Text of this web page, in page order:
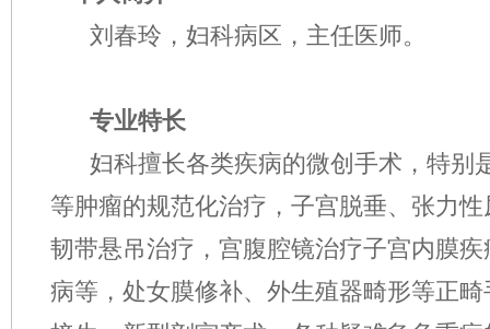
刘春玲，妇科病区，主任医师。
专业特长
妇科擅长各类疾病的微创手术，特别
等肿瘤的规范化治疗，子宫脱垂、张力
韧带悬吊治疗，宫腹腔镜治疗子宫内膜
病等，处女膜修补、外生殖器畸形等正